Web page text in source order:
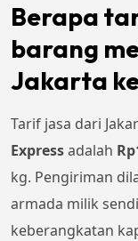
Berapa
barang
Jakarta
Tarif jasa dari
Expressadalah
kg. Pengiriman
armada milik
keberangkatan